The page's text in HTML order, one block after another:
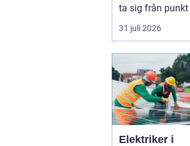
ta sig från punkt
till punkt B. För
många är res...
31 juli 2026
Elektriker i